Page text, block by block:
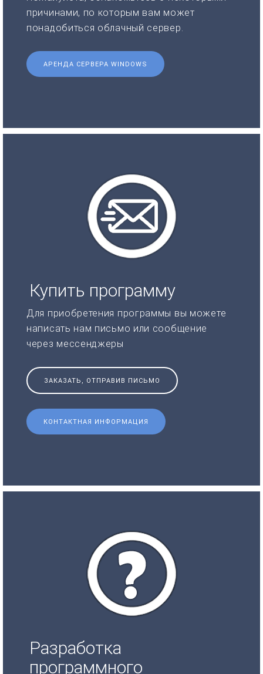
причинами, по которым вам может
понадобиться облачный сервер.
АРЕНДА СЕРВЕРА WINDOWS
Купить программу
Для приобретения программы вы можете
написать нам письмо или сообщение
через мессенджеры
ЗАКАЗАТЬ, ОТПРАВИВ ПИСЬМО
КОНТАКТНАЯ ИНФОРМАЦИЯ
Разработка
программного